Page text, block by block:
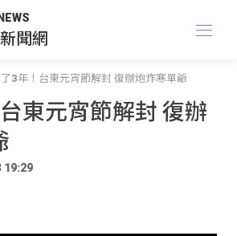
聞網
3年！台東元宵節解封 復辦炮炸寒單爺
東元宵節解封 復辦
19:29